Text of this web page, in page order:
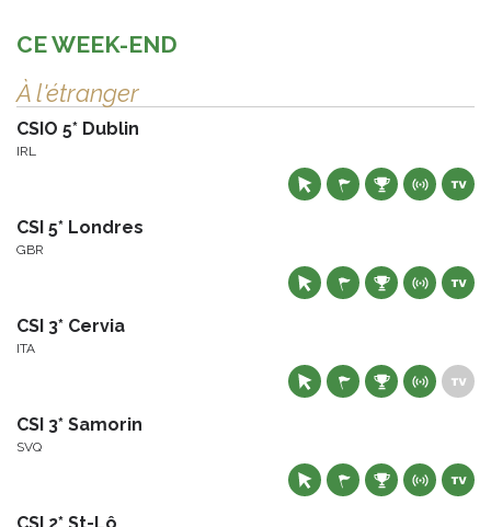
CE WEEK-END
À l'étranger
CSIO 5* Dublin
IRL
CSI 5* Londres
GBR
CSI 3* Cervia
ITA
CSI 3* Samorin
SVQ
CSI 2* St-Lô